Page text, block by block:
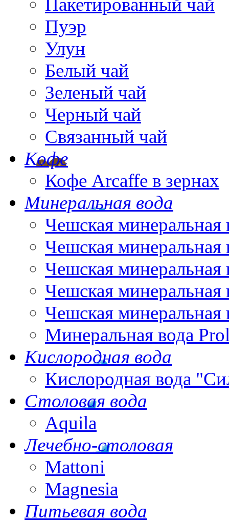
Пакетированный чай
Пуэр
Улун
Белый чай
Зеленый чай
Черный чай
Связанный чай
Кофе
Кофе Arcaffe в зернах
Минеральная вода
Чешская минеральная
Чешская минеральная
Чешская минеральная
Чешская минеральная
Чешская минеральная
Минеральная вода
Кислородная вода
Кислородная вода
Столовая вода
Aquila
Лечебно-столовая
Mattoni
Magnesia
Питьевая вода